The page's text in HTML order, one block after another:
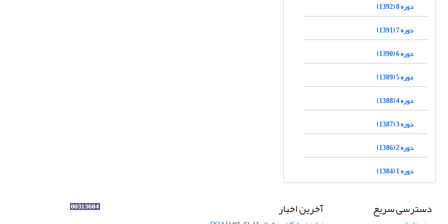
دوره 8 (1392)
دوره 7 (1391)
دوره 6 (1390)
دوره 5 (1389)
دوره 4 (1388)
دوره 3 (1387)
دوره 2 (1386)
دوره 1 (1384)
دسترسی سریع آخرین اخبار